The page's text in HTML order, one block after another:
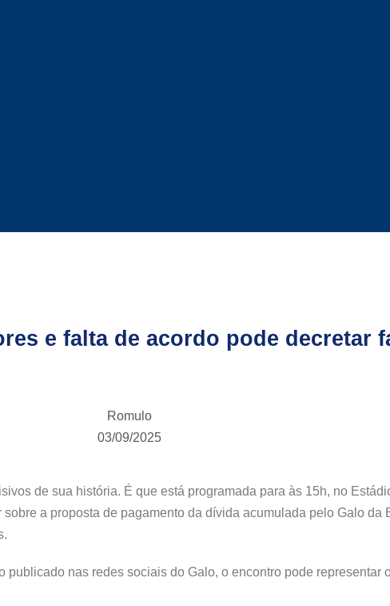
e falta de acordo pode decretar
Romulo
03/09/2025
de sua história. É que está programada para às 15h, no
a proposta de pagamento da dívida acumulada pelo Galo da
nas redes sociais do Galo, o encontro pode representar